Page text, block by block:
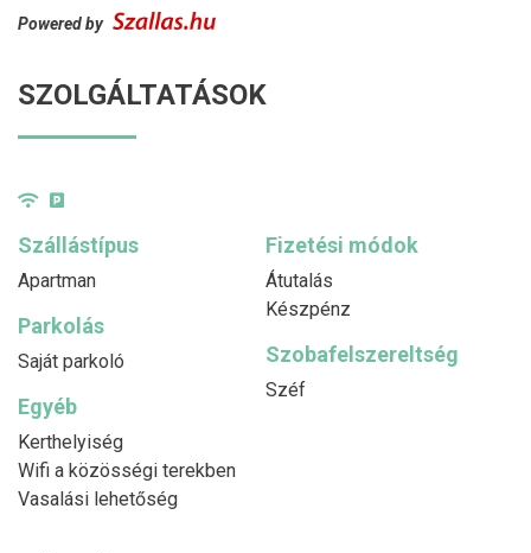
Powered by
SZOLGÁLTATÁSOK
Szállástípus
Apartman
Fizetési módok
Átutalás
Készpénz
Parkolás
Saját parkoló Szobafelszereltség
Széf
Egyéb
Kerthelyiség
Wifi a közösségi terekben
Vasalási lehetőség